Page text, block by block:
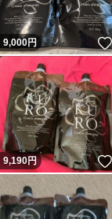
9,000円
9,190円